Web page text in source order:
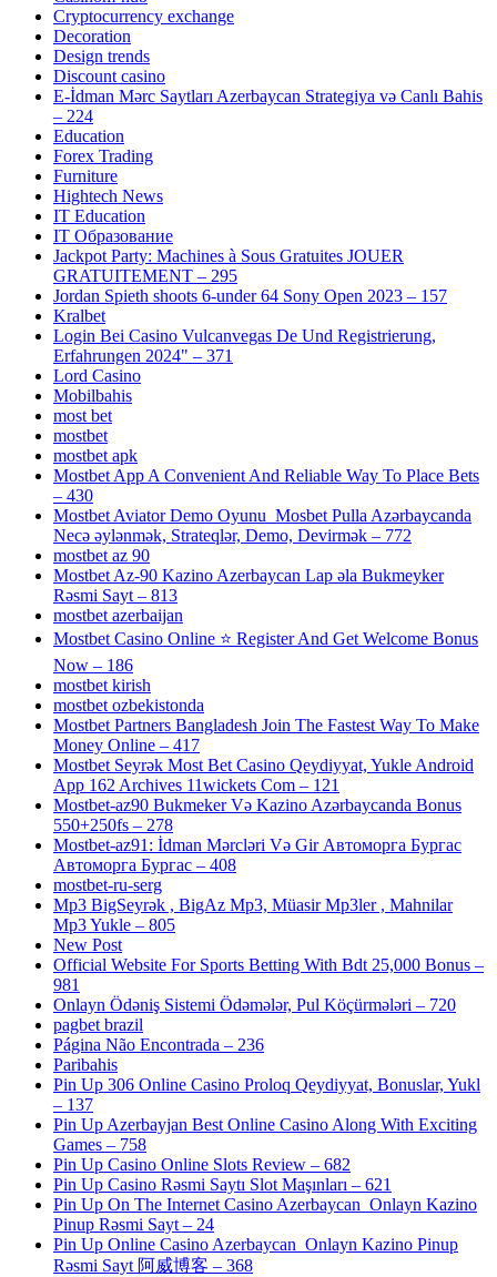
Cryptocurrency exchange
Decoration
Design trends
Discount casino
E-İdman Mərc Saytları Azerbaycan Strategiya və Canlı Bahis
– 224
Education
Forex Trading
Furniture
Hightech News
IT Education
IT Образование
Jackpot Party: Machines à Sous Gratuites JOUER
GRATUITEMENT – 295
Jordan Spieth shoots 6-under 64 Sony Open 2023 – 157
Kralbet
Login Bei Casino Vulcanvegas De Und Registrierung,
Erfahrungen 2024" – 371
Lord Casino
Mobilbahis
most bet
mostbet
mostbet apk
Mostbet App A Convenient And Reliable Way To Place Bets
– 430
Mostbet Aviator Demo Oyunu ️ Mosbet Pulla Azərbaycanda
Necə əylənmək, Strateqlər, Demo, Devirmək – 772
mostbet az 90
Mostbet Az-90 Kazino Azerbaycan Lap əla Bukmeyker
Rəsmi Sayt – 813
mostbet azerbaijan
Mostbet Casino Online ⭐ Register And Get Welcome Bonus
Now – 186
mostbet kirish
mostbet ozbekistonda
Mostbet Partners Bangladesh Join The Fastest Way To Make
Money Online – 417
Mostbet Seyrək Most Bet Casino Qeydiyyat, Yukle Android
App 162 Archives 11wickets Com – 121
Mostbet-az90 Bukmeker Və Kazino Azərbaycanda Bonus
550+250fs – 278
Mostbet-az91: İdman Mərcləri Və Gir Автоморга Бургас
Автоморга Бургас – 408
mostbet-ru-serg
Mp3 BigSeyrək , BigAz Mp3, Müasir Mp3ler , Mahnilar
Mp3 Yukle – 805
New Post
Official Website For Sports Betting With Bdt 25,000 Bonus –
981
Onlayn Ödəniş Sistemi Ödəmələr, Pul Köçürmələri – 720
pagbet brazil
Página Não Encontrada – 236
Paribahis
Pin Up 306 Online Casino Proloq Qeydiyyat, Bonuslar, Yukl
– 137
Pin Up Azerbayjan Best Online Casino Along With Exciting
Games – 758
Pin Up Casino Online Slots Review – 682
Pin Up Casino Rəsmi Saytı Slot Maşınları – 621
Pin Up On The Internet Casino Azerbaycan ️ Onlayn Kazino
Pinup Rəsmi Sayt – 24
Pin Up Online Casino Azerbaycan ️ Onlayn Kazino Pinup
Rəsmi Sayt 阿威博客 – 368